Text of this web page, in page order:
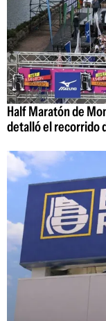
Half Maratón de
detalló el recorrido